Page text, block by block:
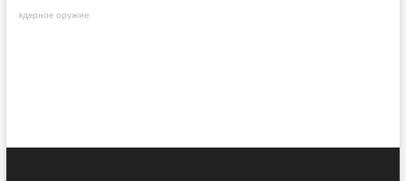
ядерное оружие